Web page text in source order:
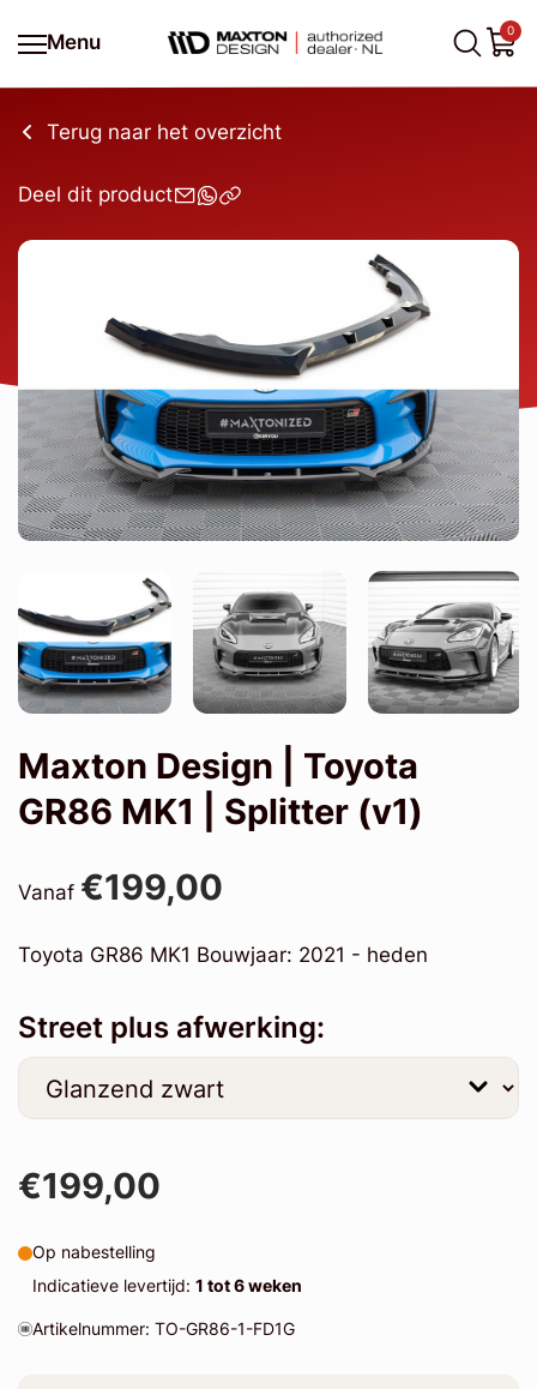
Menu
0
Terug naar het overzicht
Deel dit product
Maxton Design | Toyota
GR86 MK1 | Splitter (v1)
Vanaf €199,00
Toyota GR86 MK1 Bouwjaar: 2021 - heden
Street plus afwerking:
€199,00
Op nabestelling
Indicatieve levertijd: 1 tot 6 weken
Artikelnummer: TO-GR86-1-FD1G